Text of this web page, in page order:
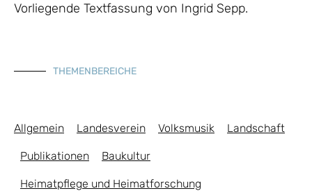
Vorliegende Textfassung von Ingrid Sepp.
THEMENBEREICHE
Allgemein Landesverein Volksmusik Landschaft
Publikationen Baukultur
Heimatpflege und Heimatforschung